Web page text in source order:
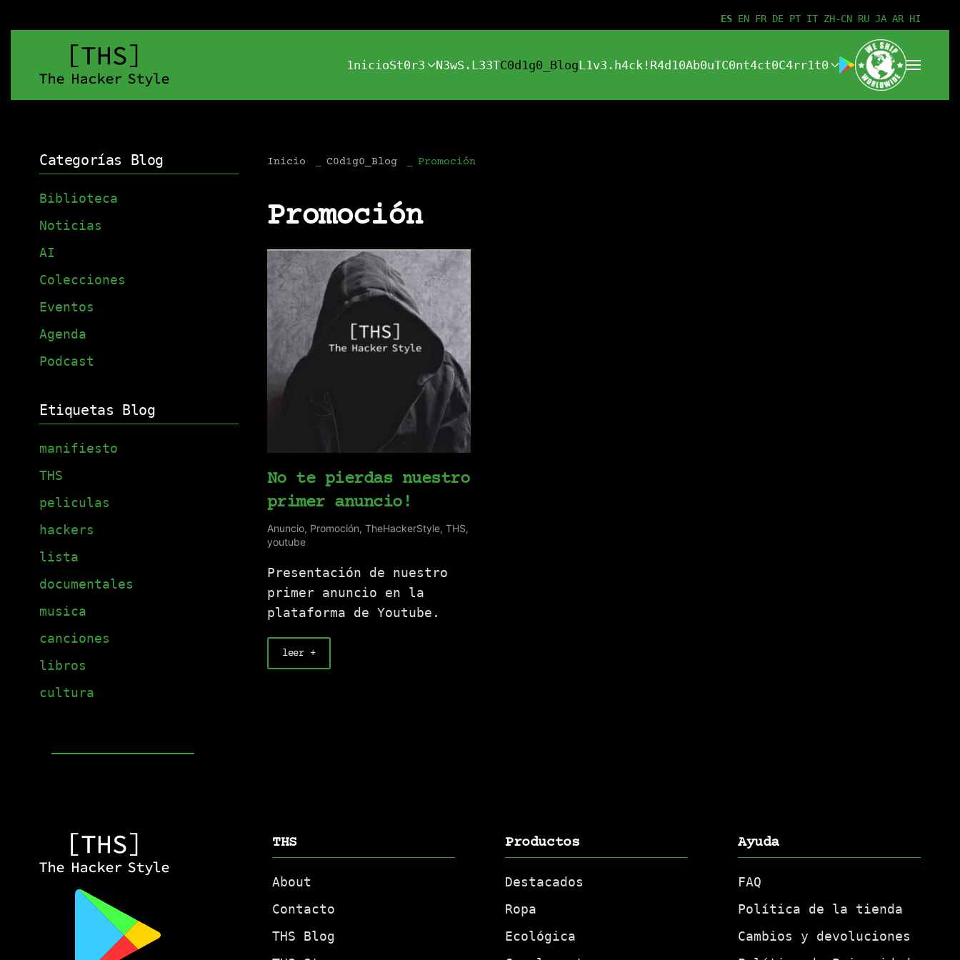
ES EN FR DE PT IT ZH-CN RU JA AR HI
1nicioSt0r3 N3wS.L33TC0d1g0_BlogL1v3.h4ck! R4d10Ab0uTC0nt4ct0C4rr1t0
Categorías Blog
Biblioteca
Noticias
AI
Colecciones
Eventos
Agenda
Podcast
Etiquetas Blog
manifiesto
THS
peliculas
hackers
lista
documentales
musica
canciones
libros
cultura
Inicio C0d1g0_Blog Promoción
Promoción
No te pierdas nuestro
primer anuncio!
Anuncio, Promoción, TheHackerStyle, THS,
youtube
Presentación de nuestro
primer anuncio en la
plataforma de Youtube.
leer +
THS
About
Contacto
THS Blog
Productos
Destacados
Ropa
Ecológica
Ayuda
FAQ
Política de la tienda
Cambios y devoluciones